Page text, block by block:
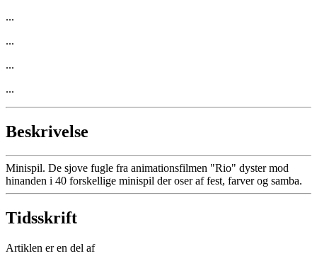
...
...
...
...
Beskrivelse
Minispil. De sjove fugle fra animationsfilmen "Rio" dyster mod
hinanden i 40 forskellige minispil der oser af fest, farver og samba.
Tidsskrift
Artiklen er en del af